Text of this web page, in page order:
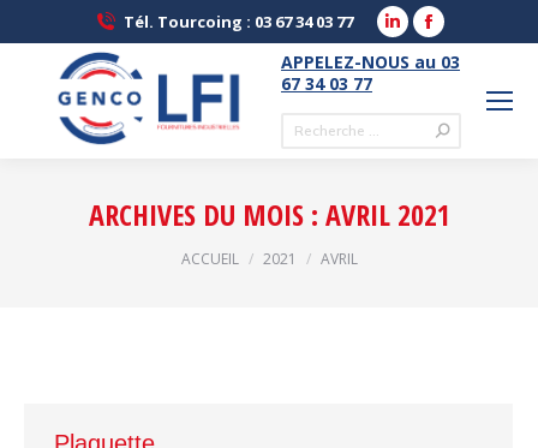
Tél. Tourcoing : 03 67 34 03 77
LinkedIn
page
Facebook
page
APPELEZ-NOUS au 03
67 34 03 77
Recherche
ARCHIVES DU MOIS : AVRIL 2021
Vous êtes ici :
ACCUEIL 2021 AVRIL
Plaquette